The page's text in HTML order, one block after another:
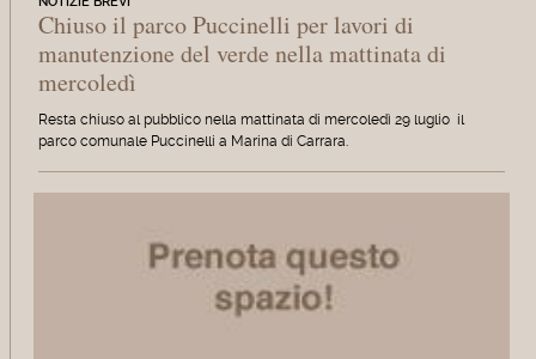
Chiuso il parco Puccinelli per lavori di
manutenzione del verde nella mattinata di
mercoledì
Resta chiuso al pubblico nella mattinata di mercoledì 29 luglio il
parco comunale Puccinelli a Marina di Carrara.